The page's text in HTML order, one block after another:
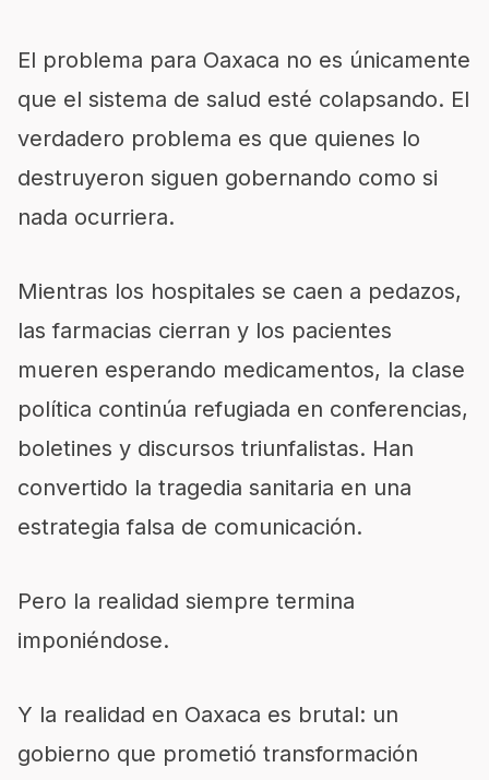
El problema para Oaxaca no es únicamente
que el sistema de salud esté colapsando. El
verdadero problema es que quienes lo
destruyeron siguen gobernando como si
nada ocurriera.
Mientras los hospitales se caen a pedazos,
las farmacias cierran y los pacientes
mueren esperando medicamentos, la clase
política continúa refugiada en conferencias,
boletines y discursos triunfalistas. Han
convertido la tragedia sanitaria en una
estrategia falsa de comunicación.
Pero la realidad siempre termina
imponiéndose.
Y la realidad en Oaxaca es brutal: un
gobierno que prometió transformación